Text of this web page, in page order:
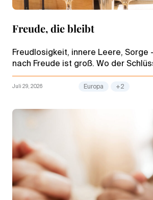
Freude, die bleibt
Freudlosigkeit, innere Leere, Sorge
nach Freude ist groß. Wo der
Freude zu finden ist und was ihr im
der Stammapostel.
Juli 29, 2026 Europa +2